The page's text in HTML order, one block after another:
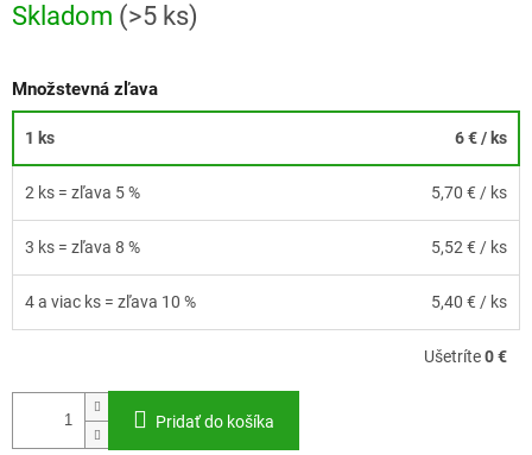
cena:
Skladom (>5 ks)
Množstevná zľava
1 ks 6 €/ ks
2 ks = zľava 5 % 5,70 € / ks
3 ks = zľava 8 % 5,52 € / ks
4 a viac ks = zľava 10 % 5,40 € / ks
Ušetríte0 €
Pridať do košíka